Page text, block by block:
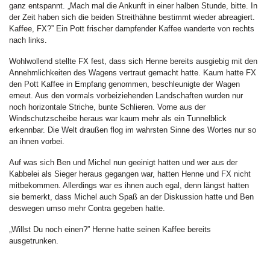
ganz entspannt. „Mach mal die Ankunft in einer halben Stunde, bitte. In
der Zeit haben sich die beiden Streithähne bestimmt wieder abreagiert.
Kaffee, FX?” Ein Pott frischer dampfender Kaffee wanderte von rechts
nach links.
Wohlwollend stellte FX fest, dass sich Henne bereits ausgiebig mit den
Annehmlichkeiten des Wagens vertraut gemacht hatte. Kaum hatte FX
den Pott Kaffee in Empfang genommen, beschleunigte der Wagen
erneut. Aus den vormals vorbeiziehenden Landschaften wurden nur
noch horizontale Striche, bunte Schlieren. Vorne aus der
Windschutzscheibe heraus war kaum mehr als ein Tunnelblick
erkennbar. Die Welt draußen flog im wahrsten Sinne des Wortes nur so
an ihnen vorbei.
Auf was sich Ben und Michel nun geeinigt hatten und wer aus der
Kabbelei als Sieger heraus gegangen war, hatten Henne und FX nicht
mitbekommen. Allerdings war es ihnen auch egal, denn längst hatten
sie bemerkt, dass Michel auch Spaß an der Diskussion hatte und Ben
deswegen umso mehr Contra gegeben hatte.
„Willst Du noch einen?” Henne hatte seinen Kaffee bereits
ausgetrunken.